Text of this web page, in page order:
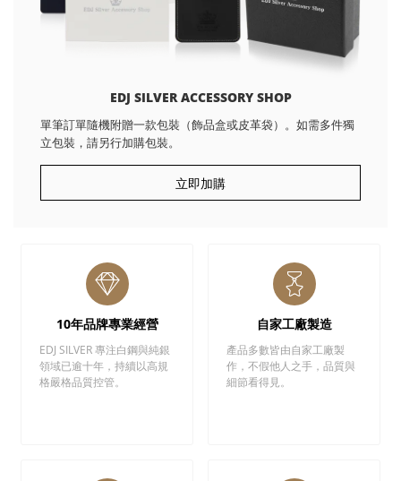
EDJ SILVER ACCESSORY SHOP
單筆訂單隨機附贈一款包裝（飾品盒或皮革袋）。如需多件獨
立包裝，請另行加購包裝。
立即加購
10年品牌專業經營
EDJ SILVER 專注白鋼與純銀
領域已逾十年，持續以高規
格嚴格品質控管。
自家工廠製造
產品多數皆由自家工廠製
作，不假他人之手，品質與
細節看得見。